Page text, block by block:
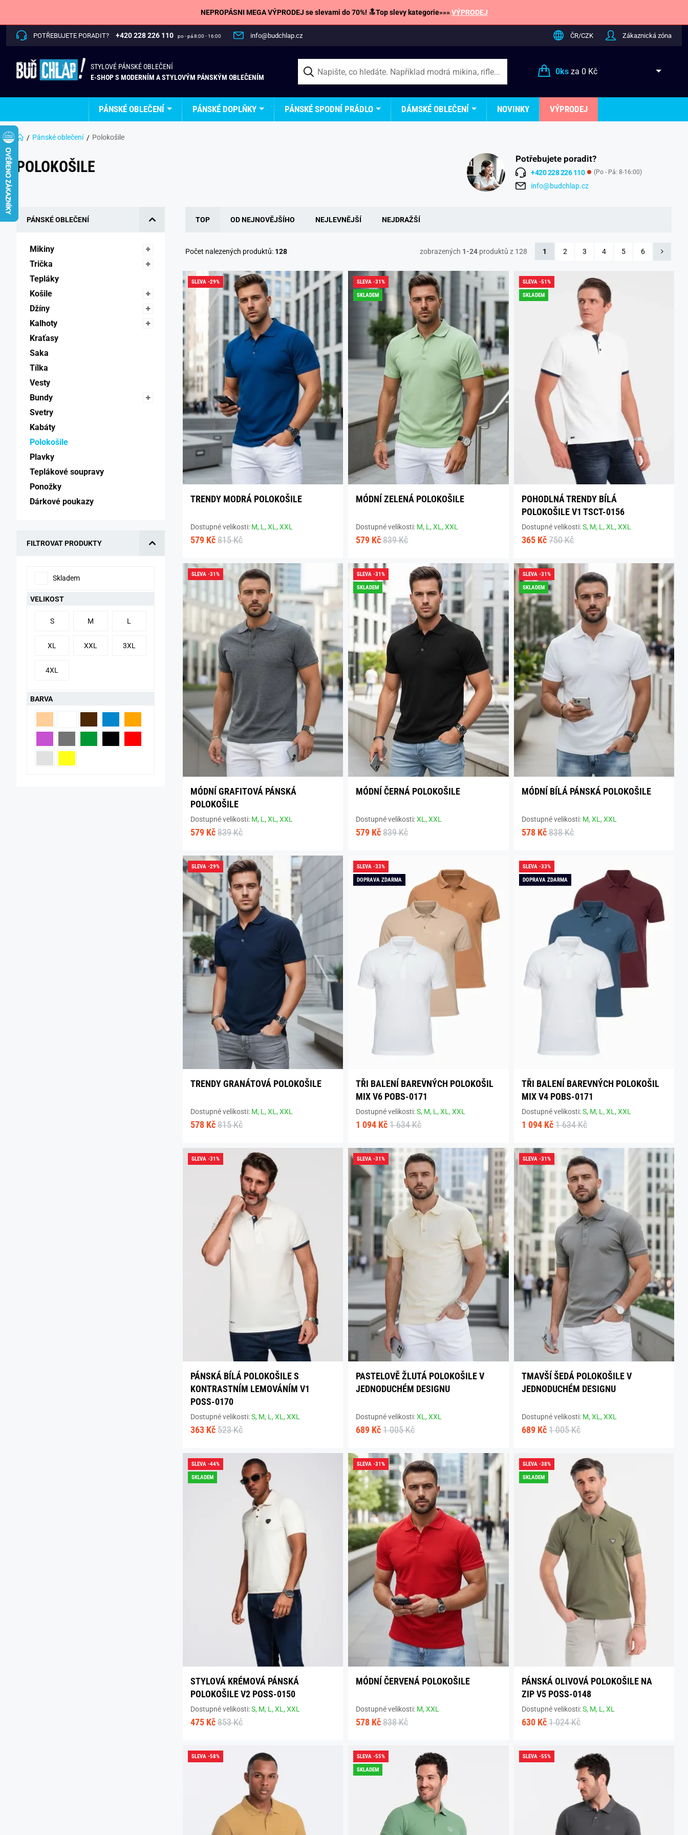
NEPROPÁSNI MEGA VÝPRODEJ se slevami do 70%! 🔝Top slevy kategorie»»»VÝPRODEJ
POTŘEBUJETE PORADIT? +420 228 226 110 po - pá 8:00 - 16:00 info@budchlap.cz ČR/CZK Zákaznická zóna
STYLOVÉ PÁNSKÉ OBLEČENÍ
E-SHOP S MODERNÍM A STYLOVÝM PÁNSKÝM OBLEČENÍM
0ksza 0 Kč
PÁNSKÉ OBLEČENÍ PÁNSKÉ DOPLŇKY PÁNSKÉ SPODNÍ PRÁDLO DÁMSKÉ OBLEČENÍ NOVINKY VÝPRODEJ
Pánské oblečení Polokošile
POLOKOŠILE Potřebujete poradit?
+420 228 226 110 (Po - Pá: 8-16:00)
info@budchlap.cz
PÁNSKÉ OBLEČENÍ
Mikiny
Trička
Tepláky
Košile
Džíny
Kalhoty
Kraťasy
Saka
Tílka
Vesty
Bundy
Svetry
Kabáty
Polokošile
Plavky
Teplákové soupravy
Ponožky
Dárkové poukazy
FILTROVAT PRODUKTY
Skladem
VELIKOST
S M L
XL XXL 3XL
4XL
BARVA
TOP OD NEJNOVĚJŠÍHO NEJLEVNĚJŠÍ NEJDRAŽŠÍ
Počet nalezených produktů: 128 zobrazených 1-24 produktů z 128 1 2 3 4 5 6
SLEVA -29%
TRENDY MODRÁ POLOKOŠILE
Dostupné velikosti: M, L,XL,XXL
579 Kč 815 Kč
SLEVA -31%
SKLADEM
MÓDNÍ ZELENÁ POLOKOŠILE
Dostupné velikosti: M, L,XL,XXL
579 Kč 839 Kč
SLEVA -51%
SKLADEM
POHODLNÁ TRENDY BÍLÁ
POLOKOŠILE V1 TSCT-0156
Dostupné velikosti:S, M, L,XL,XXL
365 Kč 750 Kč
SLEVA -31%
MÓDNÍ GRAFITOVÁ PÁNSKÁ
POLOKOŠILE
Dostupné velikosti: M, L,XL,XXL
579 Kč 839 Kč
SLEVA -31%
SKLADEM
MÓDNÍ ČERNÁ POLOKOŠILE
Dostupné velikosti:XL,XXL
579 Kč 839 Kč
SLEVA -31%
SKLADEM
MÓDNÍ BÍLÁ PÁNSKÁ POLOKOŠILE
Dostupné velikosti: M,XL,XXL
578 Kč 838 Kč
SLEVA -29%
TRENDY GRANÁTOVÁ POLOKOŠILE
Dostupné velikosti: M, L,XL,XXL
578 Kč 815 Kč
SLEVA -33%
DOPRAVA ZDARMA
TŘI BALENÍ BAREVNÝCH POLOKOŠIL
MIX V6 POBS-0171
Dostupné velikosti:S, M, L,XL,XXL
1 094 Kč 1 634 Kč
SLEVA -33%
DOPRAVA ZDARMA
TŘI BALENÍ BAREVNÝCH POLOKOŠIL
MIX V4 POBS-0171
Dostupné velikosti:S, M, L,XL,XXL
1 094 Kč 1 634 Kč
SLEVA -31%
PÁNSKÁ BÍLÁ POLOKOŠILE S
KONTRASTNÍM LEMOVÁNÍM V1
POSS-0170
Dostupné velikosti:S, M, L,XL,XXL
363 Kč 523 Kč
SLEVA -31%
PASTELOVĚ ŽLUTÁ POLOKOŠILE V
JEDNODUCHÉM DESIGNU
Dostupné velikosti:XL,XXL
689 Kč 1 005 Kč
SLEVA -31%
TMAVŠÍ ŠEDÁ POLOKOŠILE V
JEDNODUCHÉM DESIGNU
Dostupné velikosti: M,XL,XXL
689 Kč 1 005 Kč
SLEVA -44%
SKLADEM
STYLOVÁ KRÉMOVÁ PÁNSKÁ
POLOKOŠILE V2 POSS-0150
Dostupné velikosti:S, M, L,XL,XXL
475 Kč 853 Kč
SLEVA -31%
MÓDNÍ ČERVENÁ POLOKOŠILE
Dostupné velikosti: M,XXL
578 Kč 838 Kč
SLEVA -38%
SKLADEM
PÁNSKÁ OLIVOVÁ POLOKOŠILE NA
ZIP V5 POSS-0148
Dostupné velikosti:S, M, L,XL
630 Kč 1 024 Kč
SLEVA -58%
SLEVA -55%
SKLADEM
SLEVA -55%